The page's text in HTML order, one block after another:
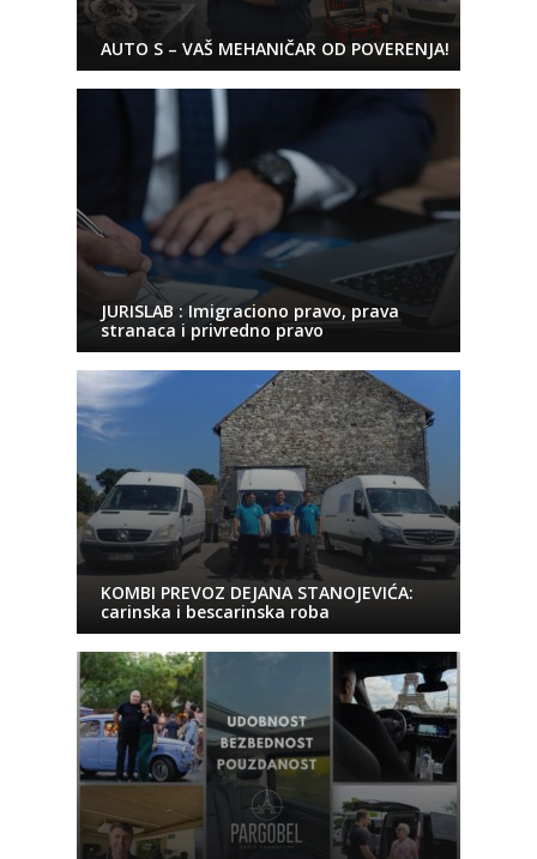
AUTO S – VAŠ MEHANIČAR OD POVERENJA!
JURISLAB : Imigraciono pravo, prava
stranaca i privredno pravo
KOMBI PREVOZ DEJANA STANOJEVIĆA:
carinska i bescarinska roba